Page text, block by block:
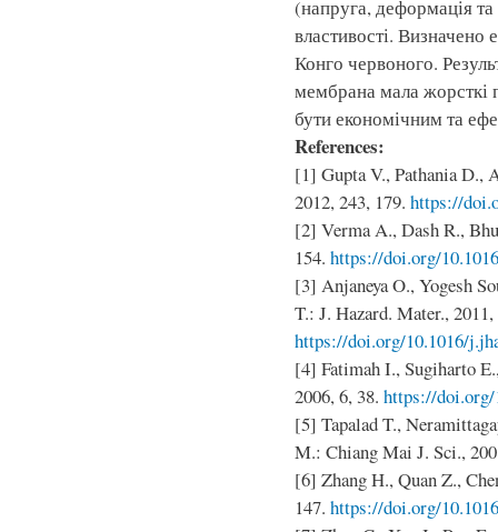
(напруга, деформація та
властивості.
Конго червоного.
мембрана мала
бути економічним та
References:
[1] Gupta V., Pathania D.,
2012, 243, 179. https://
[2] Verma A., Dash R.,
154. https://doi.org/
[3] Anjaneya O., Yogesh
T.: J. Hazard. Mater.,
https://doi.org/10.1016/
[4] Fatimah I., Sugiharto
2006, 6, 38. https://doi.org/
[5] Tapalad T.,
M.: Chiang Mai J. Sci.,
[6] Zhang H., Quan Z.,
147. https://doi.org/